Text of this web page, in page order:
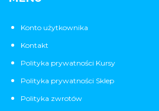
Konto użytkownika
Kontakt
Polityka prywatności Kursy
Polityka prywatności Sklep
Polityka zwrotów